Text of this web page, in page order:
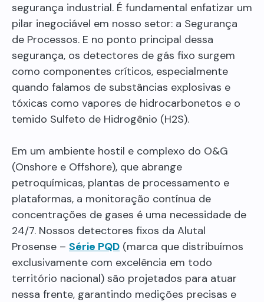
segurança industrial. É fundamental enfatizar um
pilar inegociável em nosso setor: a Segurança
de Processos. E no ponto principal dessa
segurança, os detectores de gás fixo surgem
como componentes críticos, especialmente
quando falamos de substâncias explosivas e
tóxicas como vapores de hidrocarbonetos e o
temido Sulfeto de Hidrogênio (H2S).
Em um ambiente hostil e complexo do O&G
(Onshore e Offshore), que abrange
petroquímicas, plantas de processamento e
plataformas, a monitoração contínua de
concentrações de gases é uma necessidade de
24/7. Nossos detectores fixos da Alutal
Prosense – Série PQD (marca que distribuímos
exclusivamente com excelência em todo
território nacional) são projetados para atuar
nessa frente, garantindo medições precisas e